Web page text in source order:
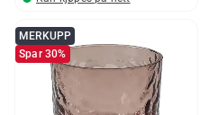
MERKUPP
Spar 30%